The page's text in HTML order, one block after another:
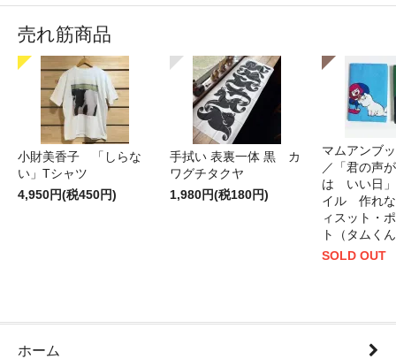
売れ筋商品
小財美香子 「しらな
い」Tシャツ
4,950円(税450円)
手拭い 表裏一体 黒 カ
ワグチタクヤ
1,980円(税180円)
マムアンブ
／「君の声
は いい日」
イル 作れ
ィスット・
ト（タムく
SOLD OUT
ホーム